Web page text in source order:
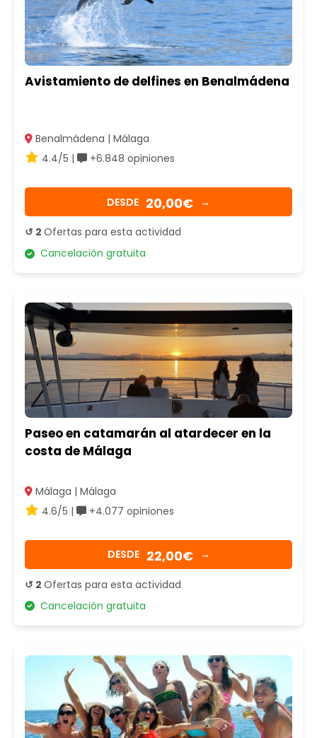
Avistamiento de delfines en Benalmádena
Benalmádena | Málaga
4.4/5 |
+6.848 opiniones
DESDE 20,00€ →
↺ 2 Ofertas para esta actividad
Cancelación gratuita
Paseo en catamarán al atardecer en la
costa de Málaga
Málaga | Málaga
4.6/5 |
+4.077 opiniones
DESDE 22,00€ →
↺ 2 Ofertas para esta actividad
Cancelación gratuita